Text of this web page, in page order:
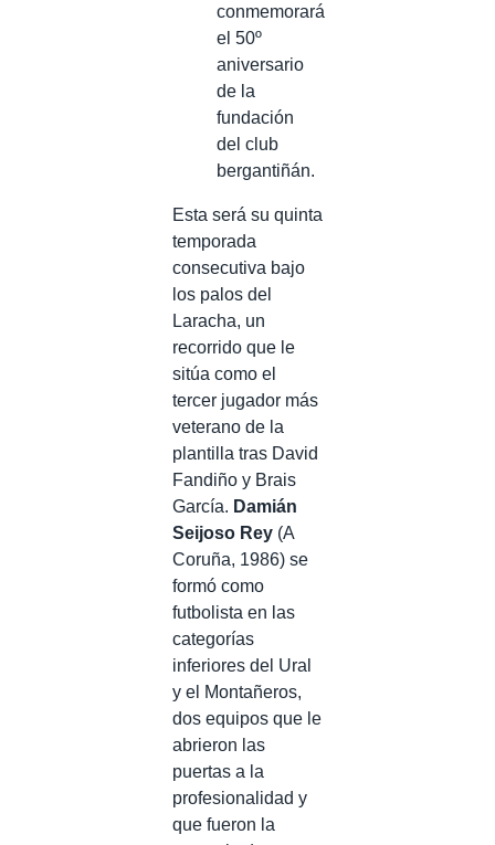
conmemorará
el 50º
aniversario
de la
fundación
del club
bergantiñán.
Esta será su quinta
temporada
consecutiva bajo
los palos del
Laracha, un
recorrido que le
sitúa como el
tercer jugador más
veterano de la
plantilla tras David
Fandiño y Brais
García. Damián
Seijoso Rey (A
Coruña, 1986) se
formó como
futbolista en las
categorías
inferiores del Ural
y el Montañeros,
dos equipos que le
abrieron las
puertas a la
profesionalidad y
que fueron la